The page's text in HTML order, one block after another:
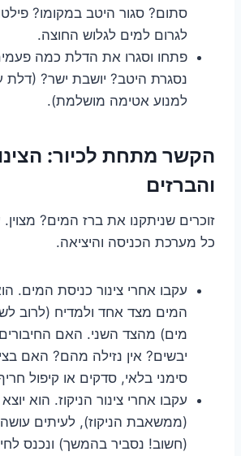
סתום? סגור היטב במקומו?
לגרום למים לגלוש החוצה.
פתחו וסגרו את הדלת כמה
נסגרת היטב? יושבת ישר? (דלת
למנוע אטימה מושלמת).
הקשר מתחת לכיור:
והברזים
זוכרים שניתקנו את ברז המים?
כל מערכת הכניסה והיציאה.
עקבו אחרי צינור כניסת המים.
המים מצד אחד ולמדיח (לרוב
מים) מהצד השני. האם
יבשים? אין נזילה מהם? האם
סימני בלאי, סדקים או קיפול
עקבו אחרי צינור הניקוז. הוא
(ממשאבת הניקוז), לעיתים
(חשוב! נסביר בהמשך) ונכנס